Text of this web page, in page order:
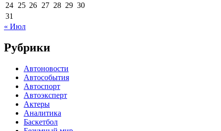
24 25 26 27 28 29 30
31
« Июл
Рубрики
Автоновости
Автособытия
Автоспорт
Автоэксперт
Актеры
Аналитика
Баскетбол